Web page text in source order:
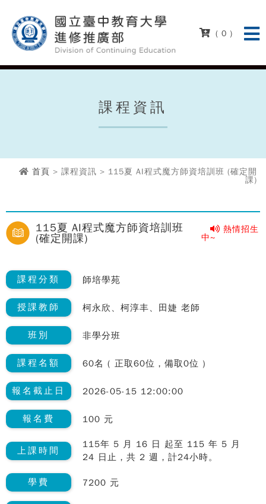
( 0 )
課程資訊
首頁 > 課程資訊 > 115夏 AI程式魔方師資培訓班 (確定開
課)
115夏 AI程式魔方師資培訓班
(確定開課)
熱情招生
中~
課程分類 師培學苑
授課教師 柯永欣、柯淳丰、田婕 老師
班別 非學分班
課程名額 60名 ( 正取60位，備取0位 )
報名截止日 2026-05-15 12:00:00
報名費 100 元
上課時間
115年 5 月 16 日 起至 115 年 5 月
24 日止，共 2 週，計24小時。
學費 7200 元